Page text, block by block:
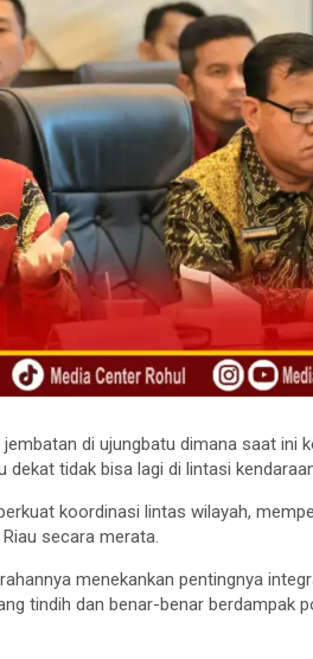
di ujungbatu dimana saat ini
tidak bisa lagi di lintasi
koordinasi lintas wilayah,
secara merata.
menekankan pentingnya
tindih dan benar-benar berdampak